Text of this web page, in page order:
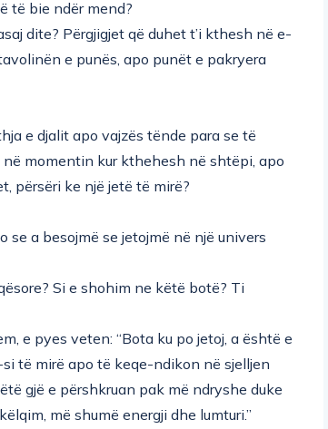
të bie ndër mend?
dite? Përgjigjet që duhet t’i kthesh në e-
e punës, apo punët e pakryera
e djalit apo vajzës tënde para se të
momentin kur kthehesh në shtëpi, apo
përsëri ke një jetë të mirë?
se a besojmë se jetojmë në një univers
Si e shohim ne këtë botë? Ti
e pyes veten: “Bota ku po jetoj, a është e
të mirë apo të keqe-ndikon në sjelljen
gjë e përshkruan pak më ndryshe duke
më shumë energji dhe lumturi.”